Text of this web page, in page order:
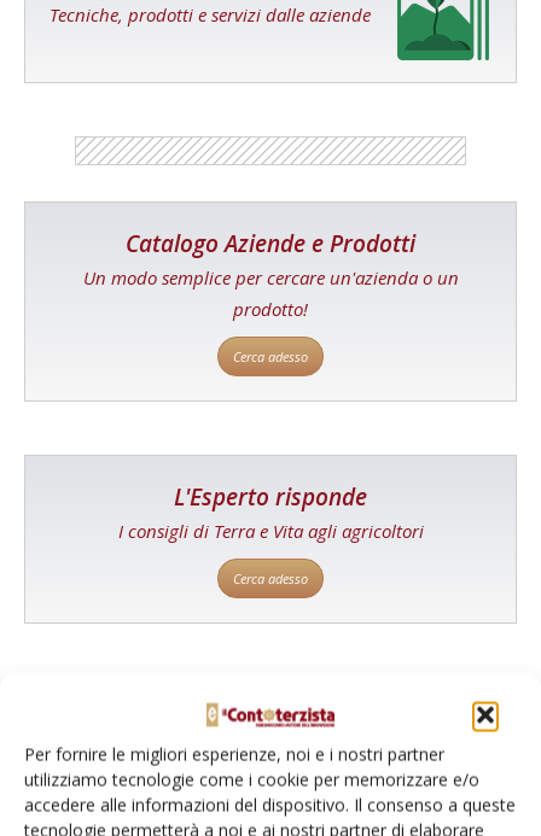
Per fornire le migliori esperienze, noi e i nostri partner
utilizziamo tecnologie come i cookie per memorizzare e/o
accedere alle informazioni del dispositivo. Il consenso a queste
tecnologie permetterà a noi e ai nostri partner di elaborare
Tecniche, prodotti e servizi dalle aziende
Catalogo Aziende e Prodotti
Un modo semplice per cercare un'azienda o un
prodotto!
Cerca adesso
L'Esperto risponde
I consigli di Terra e Vita agli agricoltori
Cerca adesso